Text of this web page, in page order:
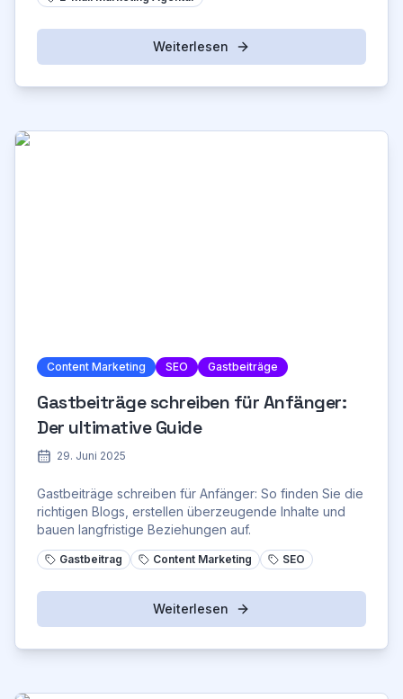
Weiterlesen
Content Marketing SEO Gastbeiträge
Gastbeiträge schreiben für Anfänger:
Der ultimative Guide
29. Juni 2025
Gastbeiträge schreiben für Anfänger: So finden Sie die
richtigen Blogs, erstellen überzeugende Inhalte und
bauen langfristige Beziehungen auf.
Gastbeitrag Content Marketing SEO
Weiterlesen